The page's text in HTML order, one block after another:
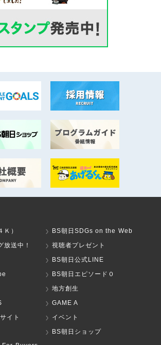
Ｋ）
BS朝日SDGs on the Web
放送中！
視聴者プレゼント
BS朝日公式LINE
BS朝日エピソード０
地方創生
GAME A
イト
イベント
BS朝日ショップ